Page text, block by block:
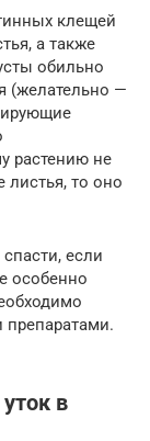
клещей
а также
обильно
(желательно —
растению не
листья, то оно
если
особенно
в